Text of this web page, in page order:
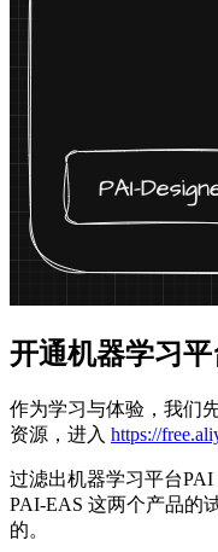
开通机器学习
作为学习与体验，我们
资源，进入 https://
过滤出机器学习平台PAI
PAI-EAS 这两个产品的
的。